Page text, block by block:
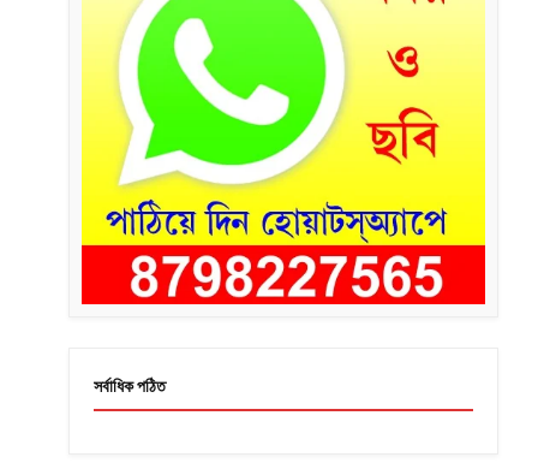
সর্বাধিক পঠিত